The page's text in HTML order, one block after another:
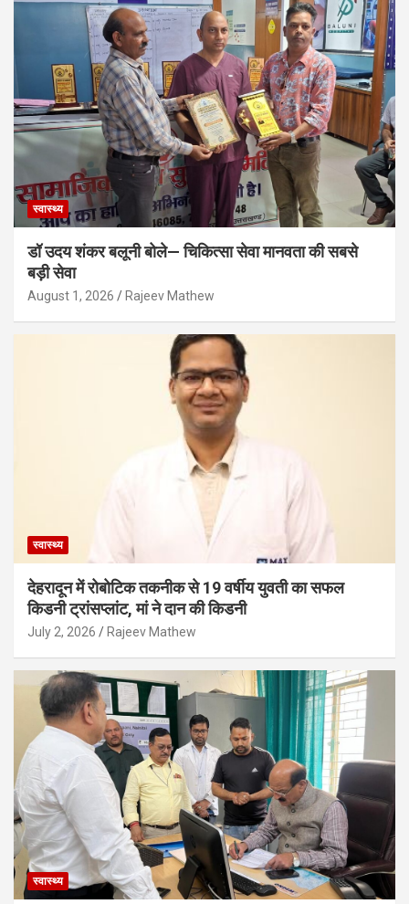
स्वास्थ्य
डॉ उदय शंकर बलूनी बोले— चिकित्सा सेवा मानवता की सबसे
बड़ी सेवा
August 1, 2026 Rajeev Mathew
स्वास्थ्य
देहरादून में रोबोटिक तकनीक से 19 वर्षीय युवती का सफल
किडनी ट्रांसप्लांट, मां ने दान की किडनी
July 2, 2026 Rajeev Mathew
स्वास्थ्य